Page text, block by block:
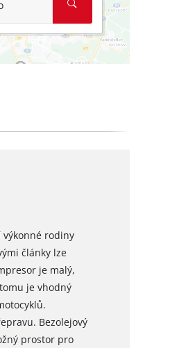
výkonné rodiny
články lze
je malý,
je vhodný
Bezolejový
prostor pro